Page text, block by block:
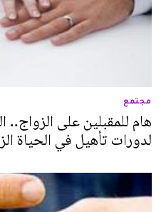
مجتمع
هام للمقبلين على
لدورات تأهيل في الحياة